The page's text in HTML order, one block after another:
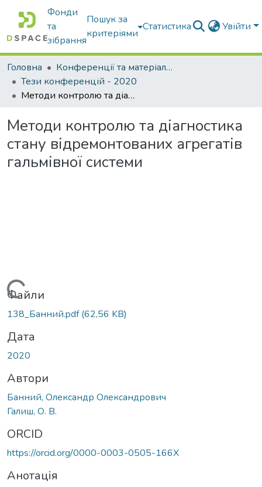
Фонди
та
зібрання
Пошук за
критеріями
Статистика Увійти
Головна
Конференції та матеріали конференцій
Тези конференцій - 2020
Методи контролю та діагностика стану відремонтованих агрегатів гальмівної системи
Методи контролю та діагностика
стану відремонтованих агрегатів
гальмівної системи
Вантажиться...
Файли
138_Банний.pdf(62,56 KB)
Дата
2020
Автори
Банний, Олександр Олександрович
Галиш, О. В.
ORCID
https://orcid.org/0000-0003-0505-166X
Анотація